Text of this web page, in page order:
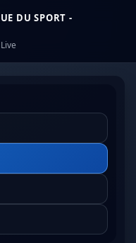
DU SPORT -